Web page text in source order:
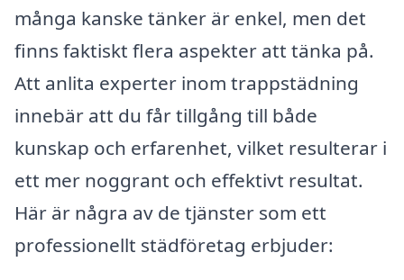
många kanske tänker är enkel, men det
finns faktiskt flera aspekter att tänka på.
Att anlita experter inom trappstädning
innebär att du får tillgång till både
kunskap och erfarenhet, vilket resulterar i
ett mer noggrant och effektivt resultat.
Här är några av de tjänster som ett
professionellt städföretag erbjuder: